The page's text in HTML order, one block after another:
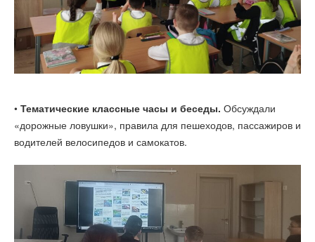
• Тематические классные часы и беседы. Обсуждали
«дорожные ловушки», правила для пешеходов, пассажиров и
водителей велосипедов и самокатов.